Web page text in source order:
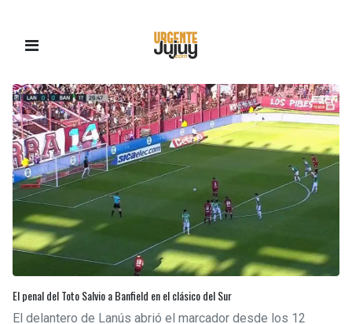
El penal del Toto Salvio a Banfield en el clásico del Sur
El delantero de Lanús abrió el marcador desde los 12